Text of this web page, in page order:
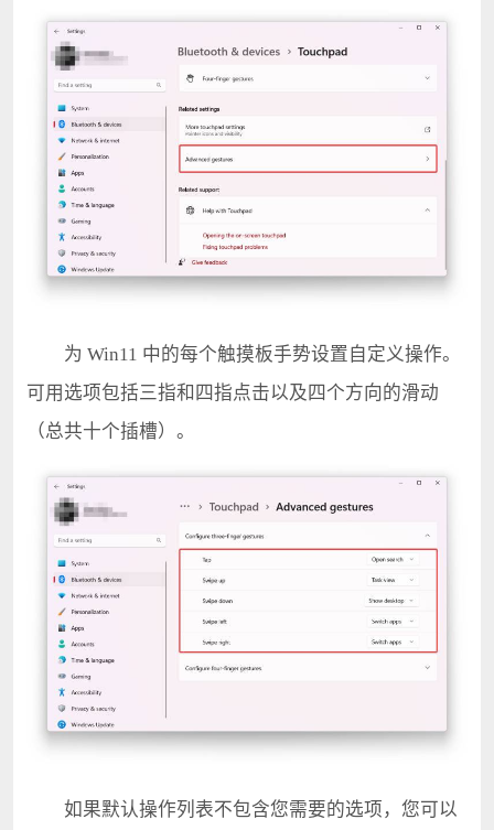
为 Win11 中的每个触摸板手势设置自定义操作。
可用选项包括三指和四指点击以及四个方向的滑动
（总共十个插槽）。
如果默认操作列表不包含您需要的选项，您可以